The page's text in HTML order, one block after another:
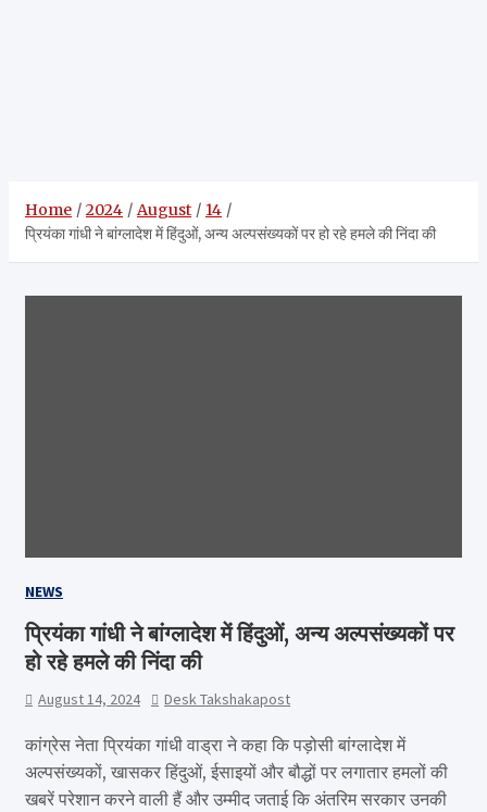
Home 2024 August
14
प्रियंका गांधी ने बांग्लादेश में हिंदुओं, अन्य अल्पसंख्यकों पर हो रहे हमले की निंदा की
NEWS
प्रियंका गांधी ने बांग्लादेश में हिंदुओं, अन्य अल्पसंख्यकों पर
हो रहे हमले की निंदा की
August 14, 2024 Desk Takshakapost
कांग्रेस नेता प्रियंका गांधी वाड्रा ने कहा कि पड़ोसी बांग्लादेश में
अल्पसंख्यकों, खासकर हिंदुओं, ईसाइयों और बौद्धों पर लगातार हमलों की
खबरें परेशान करने वाली हैं और उम्मीद जताई कि अंतरिम सरकार उनकी